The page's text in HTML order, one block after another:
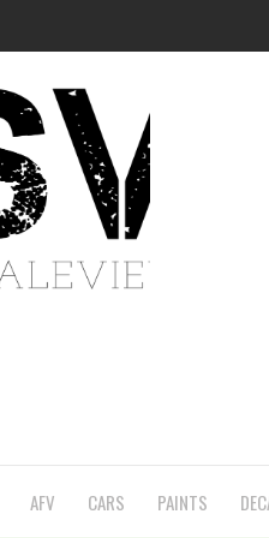
AFV CARS PAINTS